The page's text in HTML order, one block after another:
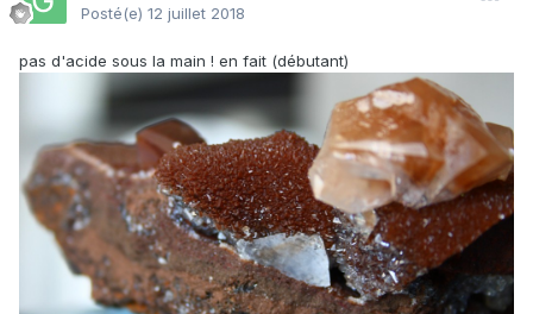
Posté(e) 12 juillet 2018
pas d'acide sous la main ! en fait (débutant)